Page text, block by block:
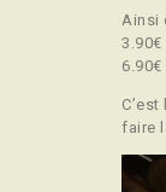
Ainsi
6.90€
faire